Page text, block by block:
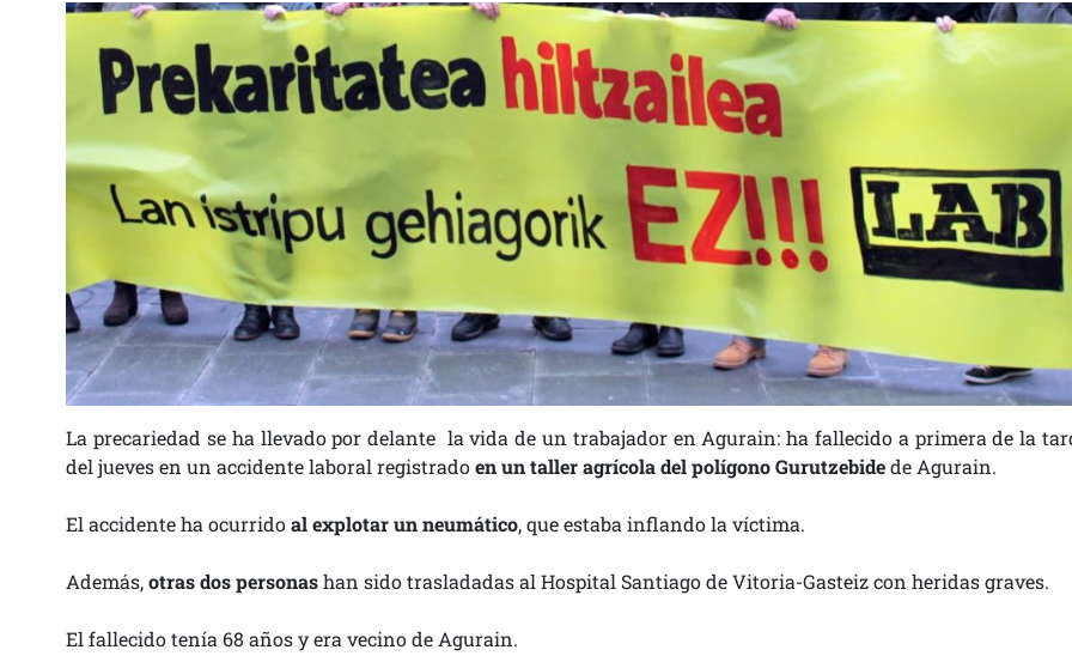
La precariedad se ha llevado por delante la vida de un trabajador en Agurain: ha fallecido a primera de la
del jueves en un accidente laboral registradoen un taller agrícola del polígono Gurutzebidede Agurain.
El accidente ha ocurridoal explotar un neumático, que estaba inflando la víctima.
Además,otras dos personashan sido trasladadas al Hospital Santiago de Vitoria-Gasteiz con heridas graves.
El fallecido tenía 68 años y era vecino de Agurain.